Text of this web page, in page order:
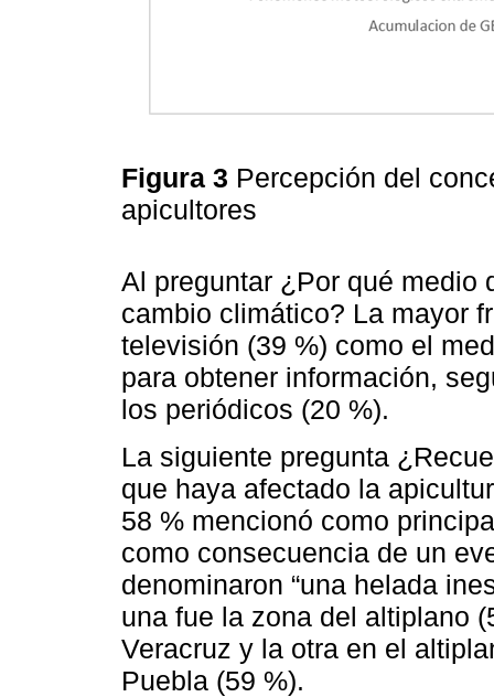
Figura 3 Percepción del
apicultores
Al preguntar ¿Por qué medio
cambio climático? La mayor
televisión (39 %) como el
para obtener información,
los periódicos (20 %).
La siguiente pregunta
que haya afectado la
58 % mencionó como
como consecuencia de un
denominaron “una helada
una fue la zona del altiplano
Veracruz y la otra en el
Puebla (59 %).